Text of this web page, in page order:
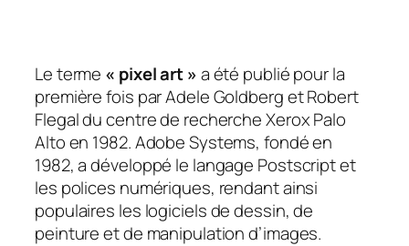
Le terme « pixel art » a été publié pour la
première fois par Adele Goldberg et Robert
Flegal du centre de recherche Xerox Palo
Alto en 1982. Adobe Systems, fondé en
1982, a développé le langage Postscript et
les polices numériques, rendant ainsi
populaires les logiciels de dessin, de
peinture et de manipulation d’images.